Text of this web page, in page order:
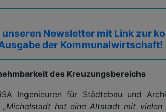
Newsletter mit Link zur
der Kommunalwirtschaft!
des Kreuzungsbereichs
Ingenieuren für Städtebau und
„Michelstadt hat eine Altstadt mit vielen